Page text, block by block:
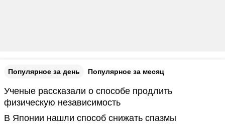
Популярное за день Популярное за месяц
Ученые рассказали о способе продлить
физическую независимость
В Японии нашли способ снижать спазмы